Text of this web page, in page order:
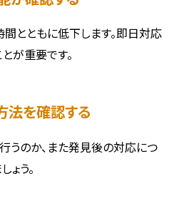
とともに低下します。即日対応
が重要です。
法を確認する
うのか、また発見後の対応につ
う。